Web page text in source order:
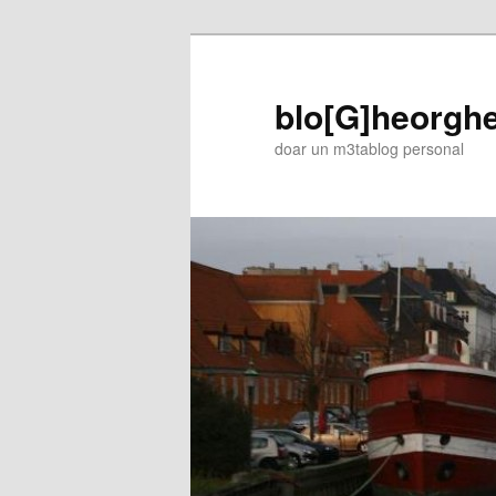
doar un m3tablog personal